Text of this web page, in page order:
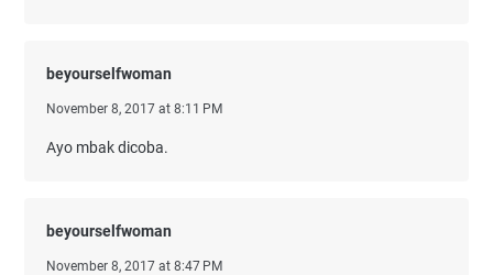
beyourselfwoman
November 8, 2017 at 8:11 PM
Ayo mbak dicoba.
beyourselfwoman
November 8, 2017 at 8:47 PM